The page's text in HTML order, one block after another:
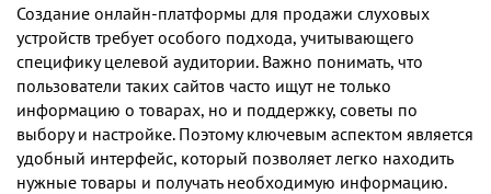
Создание онлайн-платформы для продажи слуховых
устройств требует особого подхода, учитывающего
специфику целевой аудитории. Важно понимать, что
пользователи таких сайтов часто ищут не только
информацию о товарах, но и поддержку, советы по
выбору и настройке. Поэтому ключевым аспектом является
удобный интерфейс, который позволяет легко находить
нужные товары и получать необходимую информацию.